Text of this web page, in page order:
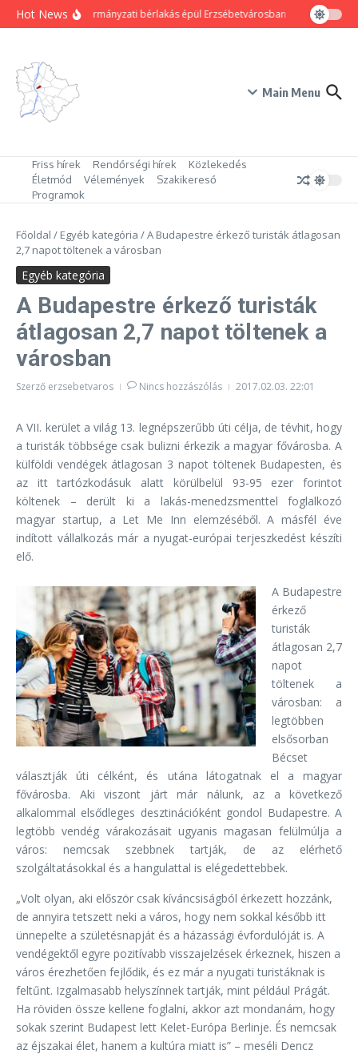
Ugrás a tartalomhoz
Hot News
80 új önkormányzati bérlakás épül Erzsébetvárosban Hogyan
Main Menu
Friss hírek Rendőrségi hírek
Közlekedés
Életmód
Vélemények
Szakikereső
Programok
Főoldal / Egyéb kategória /A Budapestre érkező turisták átlagosan
2,7 napot töltenek a városban
Egyéb kategória
A Budapestre érkező turisták
átlagosan 2,7 napot töltenek a
városban
Szerző erzsebetvaros Nincs hozzászólás 2017.02.03. 22:01
A VII. kerület a világ 13. legnépszerűbb úti célja, de tévhit, hogy
a turisták többsége csak bulizni érkezik a magyar fővárosba. A
külföldi vendégek átlagosan 3 napot töltenek Budapesten, és
az itt tartózkodásuk alatt körülbelül 93-95 ezer forintot
költenek – derült ki a lakás-menedzsmenttel foglalkozó
magyar startup, a Let Me Inn elemzéséből. A másfél éve
indított vállalkozás már a nyugat-európai terjeszkedést készíti
elő.
A Budapestre
érkező
turisták
átlagosan 2,7
napot
töltenek a
városban: a
legtöbben
elsősorban
Bécset
választják úti célként, és utána látogatnak el a magyar
fővárosba. Aki viszont járt már nálunk, az a következő
alkalommal elsődleges desztinációként gondol Budapestre. A
legtöbb vendég várakozásait ugyanis magasan felülmúlja a
város: nemcsak szebbnek tartják, de az elérhető
szolgáltatásokkal és a hangulattal is elégedettebbek.
„Volt olyan, aki először csak kíváncsiságból érkezett hozzánk,
de annyira tetszett neki a város, hogy nem sokkal később itt
ünnepelte a születésnapját és a házassági évfordulóját is. A
vendégektől egyre pozitívabb visszajelzések érkeznek, hiszen a
város érezhetően fejlődik, és ez már a nyugati turistáknak is
feltűnt. Izgalmasabb helyszínnek tartják, mint például Prágát.
Ha röviden össze kellene foglalni, akkor azt mondanám, hogy
sokak szerint Budapest lett Kelet-Európa Berlinje. És nemcsak
az éjszakai élet, hanem a kultúra miatt is” – meséli Dencz